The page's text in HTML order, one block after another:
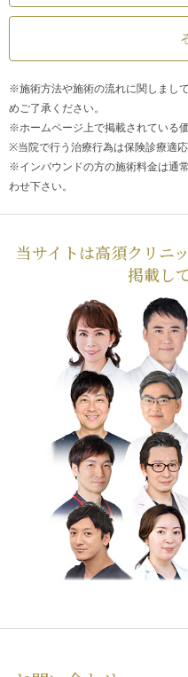
※施術方法や施術の流れに関しまし
めご了承ください。
※ホームページ上で掲載されている
※当院で行う治療行為は保険診療適応
※インバウンドの方の施術料金は通
わせ下さい。
当サイトは高須クリニ
掲載し